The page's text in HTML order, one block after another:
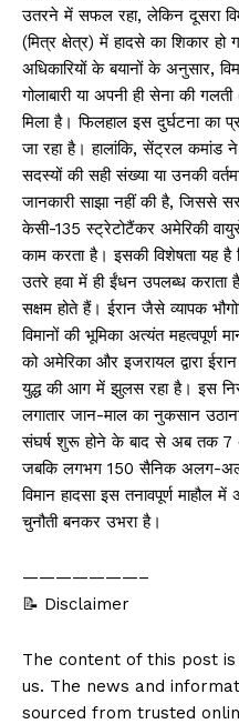
उतरने में सफल रहा, लेकिन दूसरा
(मित्र क्षेत्र) में हादसे का शिकार
अधिकारियों के बयानों के अनुसार,
गोलाबारी या अपनी ही सेना की
मिला है। फिलहाल इस दुर्घटना का
जा रहा है। हालांकि, सेंट्रल कमांड
सदस्यों की सही संख्या या उनकी
जानकारी साझा नहीं की है, जिससे
केसी-135 स्ट्रेटोटैंकर अमेरिकी
काम करता है। इसकी विशेषता यह है
उतरे हवा में ही ईंधन उपलब्ध
सक्षम होते हैं। ईरान जैसे व्यापक
विमानों की भूमिका अत्यंत महत्वपूर्ण
को अमेरिका और इजरायल द्वारा
युद्ध की आग में झुलस रहा है। इस
लगातार जान-माल का नुकसान
संघर्ष शुरू होने के बाद से अब तक 7
जबकि लगभग 150 सैनिक अलग-
विमान हादसा इस तनावपूर्ण माहौल
चुनौती बनकर उभरा है।
———————–
📝 Disclaimer
The content of this post
us. The news and
sourced from trusted